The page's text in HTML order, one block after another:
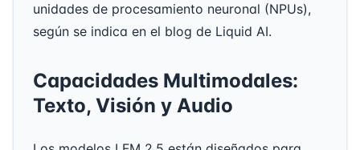
unidades de procesamiento neuronal (NPUs),
según se indica en el blog de Liquid AI.
Capacidades Multimodales:
Texto, Visión y Audio